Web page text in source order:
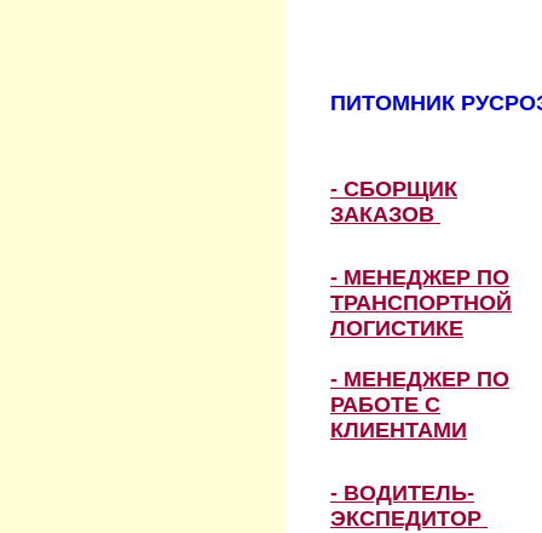
ПИТОМНИК
- СБОРЩИК
ЗАКАЗОВ
- МЕНЕДЖЕР ПО
ТРАНСПОРТНОЙ
ЛОГИСТИКЕ
- МЕНЕДЖЕР ПО
РАБОТЕ С
КЛИЕНТАМИ
- ВОДИТЕЛЬ-
ЭКСПЕДИТОР